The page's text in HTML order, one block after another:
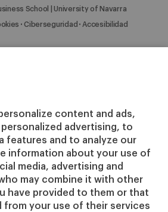
content and ads,
advertising, to
features and to analyze our
information about your use of
media, advertising and
may combine it with other
have provided to them or that
from your use of their services
School | University of Navarra
Ciberseguridad Accesibilidad